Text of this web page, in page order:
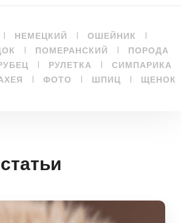
| НЕМЕЦКИЙ | ОШЕЙНИК |
| ПОМЕРАНСКИЙ | ПОРОДА
| РУЛЕТКА | СИМПАРИКА
| ФОТО | ШПИЦ | ЩЕНОК